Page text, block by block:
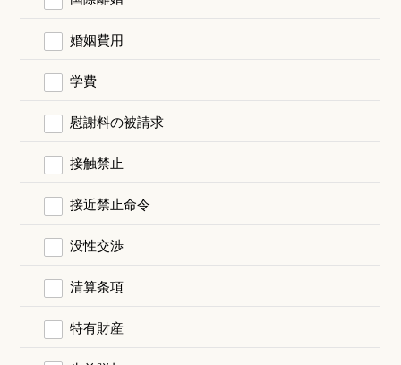
婚姻費用
学費
慰謝料の被請求
接触禁止
接近禁止命令
没性交渉
清算条項
特有財産